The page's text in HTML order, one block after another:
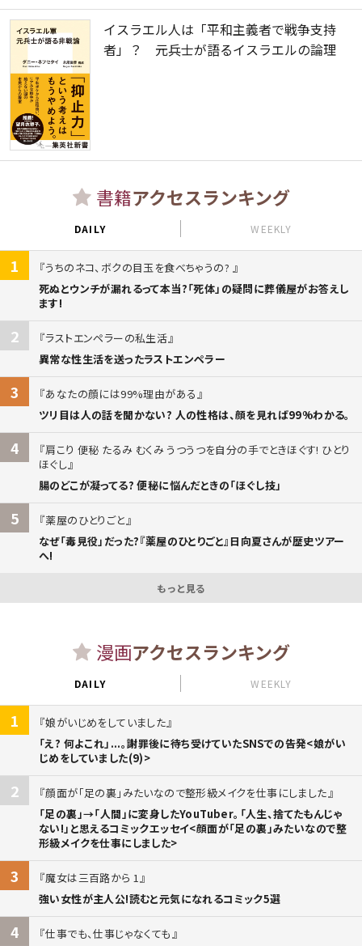
イスラエル人は「平和主義者で戦争支持
者」？ 元兵士が語るイスラエルの論理
書籍アクセスランキング
DAILY WEEKLY
1
うちのネコ、ボクの目玉を食べちゃうの?
死ぬとウンチが漏れるって本当?「死体」の疑問に葬儀屋がお答えし
ます!
2
ラストエンペラーの私生活
異常な性生活を送ったラストエンペラー
3
あなたの顔には99%理由がある
ツリ目は人の話を聞かない? 人の性格は、顔を見れば99%わかる。
4
肩こり 便秘 たるみ むくみ うつうつを自分の手でときほぐす! ひとり
ほぐし
腸のどこが凝ってる? 便秘に悩んだときの「ほぐし技」
5
薬屋のひとりごと
なぜ「毒見役」だった?『薬屋のひとりごと』日向夏さんが歴史ツアー
へ!
もっと見る
漫画アクセスランキング
DAILY WEEKLY
1
娘がいじめをしていました
「え? 何よこれ」...。謝罪後に待ち受けていたSNSでの告発<娘がい
じめをしていました(9)>
2
顔面が「足の裏」みたいなので整形級メイクを仕事にしました
「足の裏」→「人間」に変身したYouTuber。「人生、捨てたもんじゃ
ない!」と思えるコミックエッセイ<顔面が「足の裏」みたいなので整
形級メイクを仕事にしました>
3
魔女は三百路から 1
強い女性が主人公!読むと元気になれるコミック5選
4
仕事でも、仕事じゃなくても